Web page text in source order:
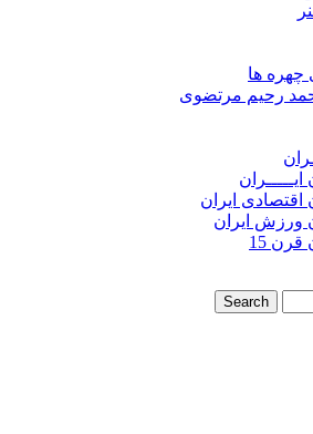
ها
رحیم مرتضوی
اقتصادی ایران
ورزش ایران
15
+ پورتال رسمی کتاب نخبگان ایران –
کسب و کار ایران – کتاب نخبگان ایران